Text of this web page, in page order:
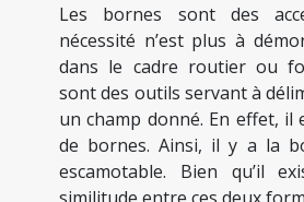
Les bornes sont des
nécessité n’est plus à
dans le cadre routier ou
sont des outils servant à
un champ donné. En effet, il
de bornes. Ainsi, il y a la
escamotable. Bien qu’il